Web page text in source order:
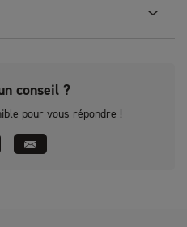
conseil ?
pour vous répondre !